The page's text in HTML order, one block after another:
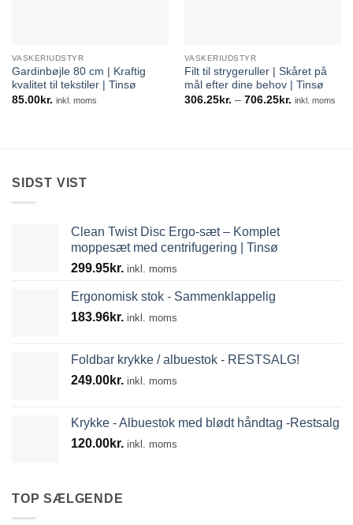
VASKERIUDSTYR
Gardinbøjle 80 cm | Kraftig
kvalitet til tekstiler | Tinsø
85.00kr. inkl. moms
VASKERIUDSTYR
Filt til strygeruller | Skåret på
mål efter dine behov | Tinsø
306.25kr. – 706.25kr. Prisinterval:
inkl. moms
SIDST VIST
Clean Twist Disc Ergo-sæt – Komplet
moppesæt med centrifugering | Tinsø
299.95kr. inkl. moms
Ergonomisk stok - Sammenklappelig
183.96kr. inkl. moms
Foldbar krykke / albuestok - RESTSALG!
249.00kr. inkl. moms
Krykke - Albuestok med blødt håndtag -Restsalg
120.00kr. inkl. moms
TOP SÆLGENDE